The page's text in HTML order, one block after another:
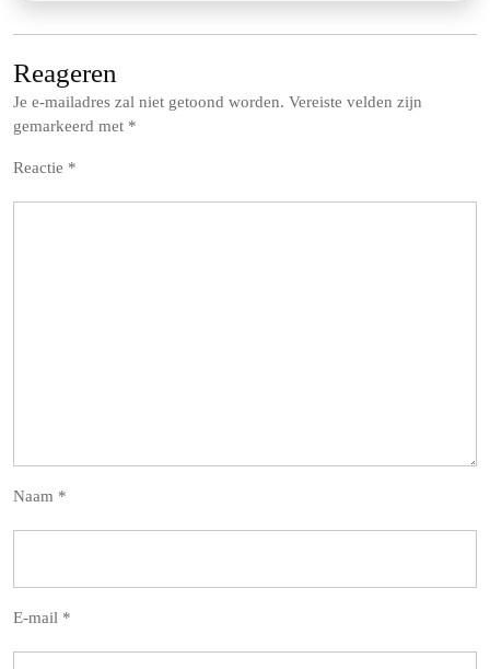
Reageren
Je e-mailadres zal niet getoond worden. Vereiste velden zijn
gemarkeerd met *
Reactie *
Naam *
E-mail *